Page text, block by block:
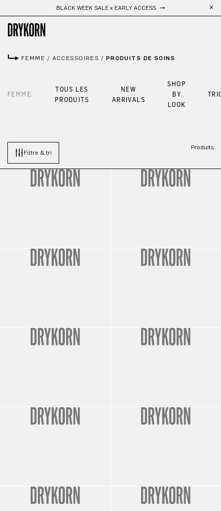
Passer au contenu principalBLACK WEEK SALE x EARLY ACCESS
FEMME / ACCESSOIRES / PRODUITS DE SOINS
FEMME:
TOUS LES
PRODUITS
NEW
ARRIVALS
SHOP
BY
LOOK
Filtre & tri
Produits